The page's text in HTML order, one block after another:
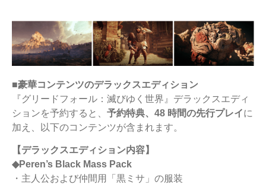
■豪華コンテンツのデラックスエディション
『グリードフォール：滅びゆく世界』デラックスエディ
ションを予約すると、 予約特典、48 時間の先行プレイに
加え、以下のコンテンツが含まれます。
【デラックスエディション内容】
◆Peren’s Black Mass Pack
・主人公および仲間用「黒ミサ」の服装